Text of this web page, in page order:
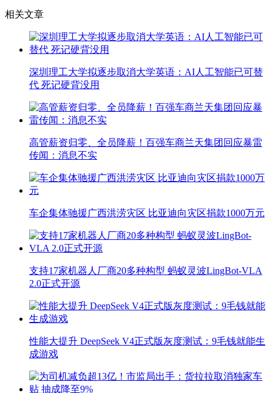
相关文章
深圳理工大学拟逐步取消大学英语：AI人工智能已可替
代 死记硬背没用
高管薪资归零、全员降薪！百强车商兰天集团回应暴雷
传闻：消息不实
车企集体驰援广西洪涝灾区 比亚迪向灾区捐款1000万元
支持17家机器人厂商20多种构型 蚂蚁灵波LingBot-VLA
2.0正式开源
性能大提升 DeepSeek V4正式版灰度测试：9毛钱就能生
成游戏